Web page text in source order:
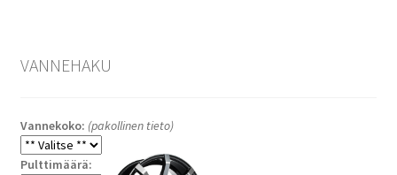
VANNEHAKU
Vannekoko: (pakollinen tieto)
Pulttimäärä: